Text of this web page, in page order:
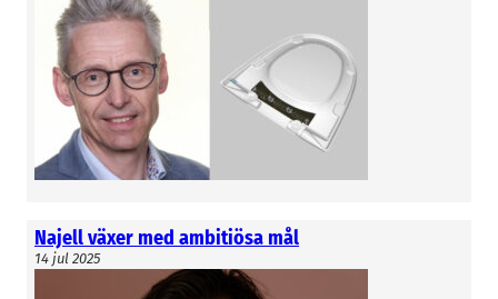
Najell växer med ambitiösa mål
14 jul 2025